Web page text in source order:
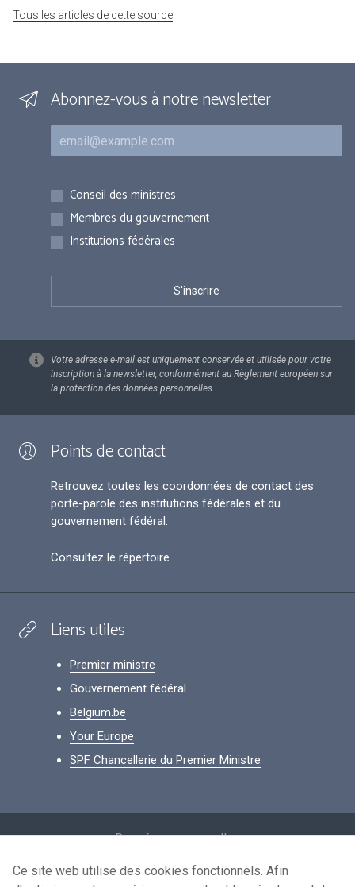
Tous les articles de cette source
Abonnez-vous à notre newsletter
Courriel
Inscriptions
Conseil des ministres
Membres du gouvernement
Institutions fédérales
Votre adresse e-mail est uniquement conservée et utilisée pour votre
inscription à la newsletter, conformément au Règlement européen sur
la protection des données personnelles.
Points de contact
Retrouvez toutes les coordonnées de contact des
porte-parole des institutions fédérales et du
gouvernement fédéral.
Consultez le répertoire
Liens utiles
Premier ministre
Gouvernement fédéral
Belgium.be
Your Europe
SPF Chancellerie du Premier Ministre
Données personnelles
Conditions de réutilisation
Ce site web utilise des cookies fonctionnels. Afin